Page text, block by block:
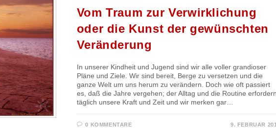
Vom Traum zur Verwirklichung
oder die Kunst der gewünschten
Veränderung
In unserer Kindheit und Jugend sind wir alle voller grandioser
Pläne und Ziele. Wir sind bereit, Berge zu versetzen und die
ganze Welt um uns herum zu verändern. Doch wie oft passiert
es, daß die Jahre vergehen; der Alltag und die Routine
täglich unsere Kraft und Zeit und wir merken gar…
0 KOMMENTARE 9. FEBRUAR